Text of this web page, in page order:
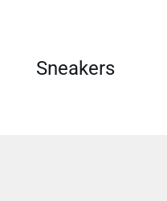
Sneakers